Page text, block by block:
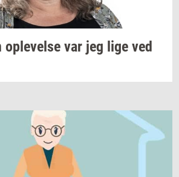
op­le­vel­se var jeg lige ved